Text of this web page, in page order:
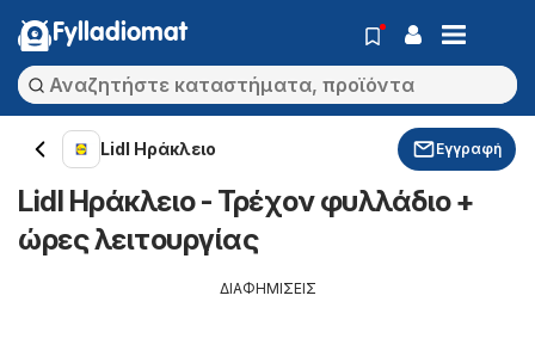
Fylladiomat
Lidl Ηράκλειο Εγγραφή
Lidl Ηράκλειο - Τρέχον φυλλάδιο +
ώρες λειτουργίας
ΔΙΑΦΗΜΙΣΕΙΣ